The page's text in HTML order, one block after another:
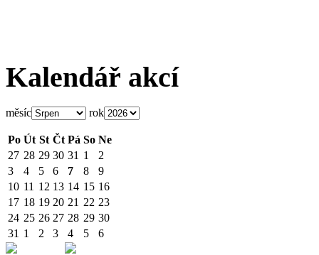
Kalendář akcí
měsíc rok
Po Út St Čt Pá So Ne
27 28 29 30 31 1
2
3
4 5 6 7 8
9
10 11 12 13 14 15 16
17 18 19 20 21 22 23
24 25 26 27 28 29 30
31 1 2 3 4 5 6